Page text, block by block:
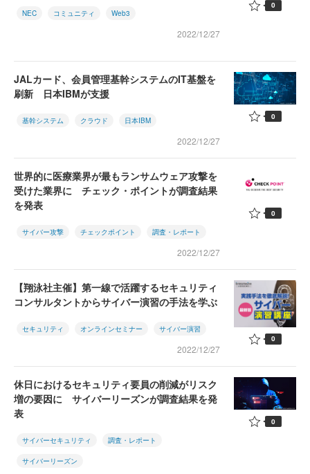
NEC コミュニティ Web3
2022/12/27
0
JALカード、会員管理基幹システムのIT基盤を
刷新 日本IBMが支援
基幹システム クラウド 日本IBM
2022/12/27
0
世界的に医療業界が最もランサムウェア攻撃を
受けた業界に チェック・ポイントが調査結果
を発表
サイバー攻撃 チェックポイント 調査・レポート
2022/12/27
0
【翔泳社主催】第一線で活躍するセキュリティ
コンサルタントからサイバー演習の手法を学ぶ
セキュリティ オンラインセミナー サイバー演習
2022/12/27
0
休日におけるセキュリティ要員の削減がリスク
増の要因に サイバーリーズンが調査結果を発
表
サイバーセキュリティ 調査・レポート
サイバーリーズン
0